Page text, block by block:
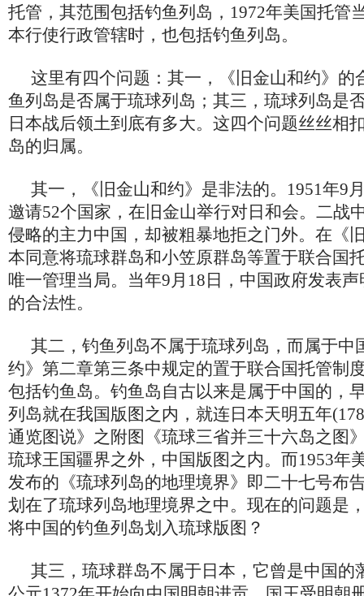
托管，其范围包括钓鱼列岛，1972年美国托管
本行使行政管辖时，也包括钓鱼列岛。
这里有四个问题：其一，《旧金山和约》的
鱼列岛是否属于琉球列岛；其三，琉球列岛是
日本战后领土到底有多大。这四个问题丝丝相
岛的归属。
其一，《旧金山和约》是非法的。1951年9
邀请52个国家，在旧金山举行对日和会。二战
侵略的主力中国，却被粗暴地拒之门外。在《
本同意将琉球群岛和小笠原群岛等置于联合国
唯一管理当局。当年9月18日，中国政府发表
的合法性。
其二，钓鱼列岛不属于琉球列岛，而属于中
约》第二章第三条中规定的置于联合国托管制
包括钓鱼岛。钓鱼岛自古以来是属于中国的，
列岛就在我国版图之内，就连日本天明五年
通览图说》之附图《琉球三省并三十六岛之图
琉球王国疆界之外，中国版图之内。而1953年
发布的《琉球列岛的地理境界》即二十七号布
划在了琉球列岛地理境界之中。现在的问题是
将中国的钓鱼列岛划入琉球版图？
其三，琉球群岛不属于日本，它曾是中国的